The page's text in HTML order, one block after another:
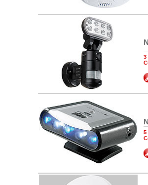
3
5